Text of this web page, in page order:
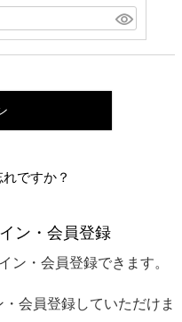
ですか？
ン・会員登録
・会員登録できます。
会員登録していただけま